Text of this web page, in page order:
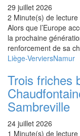
29 juillet 2026
2 Minute(s) de lecture
Alors que l’Europe
la prochaine
renforcement de sa
Liège-VerviersNamur
Trois friches
Sambreville
24 juillet 2026
1 Minute(s) de lecture